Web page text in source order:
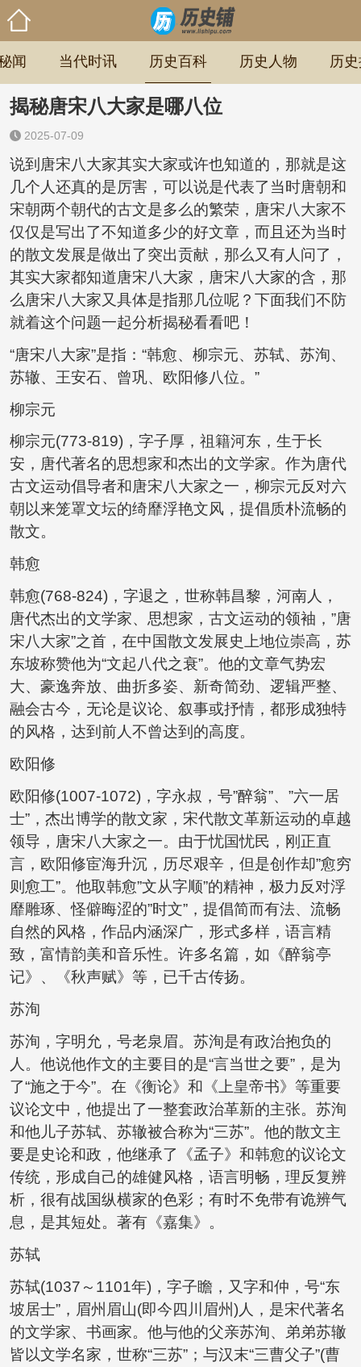
闻 当代时讯 历史百科 历史人物 历
揭秘唐宋八大家是哪八位
2025-07-09
说到唐宋八大家其实大家或许也知道的，那就是这
几个人还真的是厉害，可以说是代表了当时唐朝和
宋朝两个朝代的古文是多么的繁荣，唐宋八大家不
仅仅是写出了不知道多少的好文章，而且还为当时
的散文发展是做出了突出贡献，那么又有人问了，
其实大家都知道唐宋八大家，唐宋八大家的含，那
么唐宋八大家又具体是指那几位呢？下面我们不防
就着这个问题一起分析揭秘看看吧！
“唐宋八大家”是指：“韩愈、柳宗元、苏轼、苏洵、
苏辙、王安石、曾巩、欧阳修八位。”
柳宗元
柳宗元(773-819)，字子厚，祖籍河东，生于长
安，唐代著名的思想家和杰出的文学家。作为唐代
古文运动倡导者和唐宋八大家之一，柳宗元反对六
朝以来笼罩文坛的绮靡浮艳文风，提倡质朴流畅的
散文。
韩愈
韩愈(768-824)，字退之，世称韩昌黎，河南人，
唐代杰出的文学家、思想家，古文运动的领袖，”唐
宋八大家”之首，在中国散文发展史上地位崇高，苏
东坡称赞他为“文起八代之衰”。他的文章气势宏
大、豪逸奔放、曲折多姿、新奇简劲、逻辑严整、
融会古今，无论是议论、叙事或抒情，都形成独特
的风格，达到前人不曾达到的高度。
欧阳修
欧阳修(1007-1072)，字永叔，号”醉翁”、”六一居
士”，杰出博学的散文家，宋代散文革新运动的卓越
领导，唐宋八大家之一。由于忧国忧民，刚正直
言，欧阳修宦海升沉，历尽艰辛，但是创作却”愈穷
则愈工”。他取韩愈”文从字顺”的精神，极力反对浮
靡雕琢、怪僻晦涩的”时文”，提倡简而有法、流畅
自然的风格，作品内涵深广，形式多样，语言精
致，富情韵美和音乐性。许多名篇，如《醉翁亭
记》、《秋声赋》等，已千古传扬。
苏洵
苏洵，字明允，号老泉眉。苏洵是有政治抱负的
人。他说他作文的主要目的是“言当世之要”，是为
了“施之于今”。在《衡论》和《上皇帝书》等重要
议论文中，他提出了一整套政治革新的主张。苏洵
和他儿子苏轼、苏辙被合称为“三苏”。他的散文主
要是史论和政，他继承了《孟子》和韩愈的议论文
传统，形成自己的雄健风格，语言明畅，理反复辨
析，很有战国纵横家的色彩；有时不免带有诡辨气
息，是其短处。著有《嘉集》。
苏轼
苏轼(1037～1101年)，字子瞻，又字和仲，号“东
坡居士”，眉州眉山(即今四川眉州)人，是宋代著名
的文学家、书画家。他与他的父亲苏洵、弟弟苏辙
皆以文学名家，世称“三苏”；与汉末“三曹父子”(曹